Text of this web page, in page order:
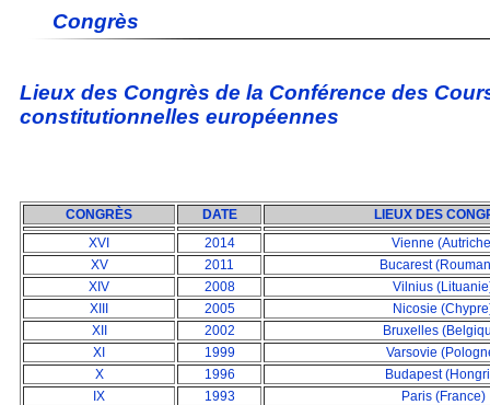
Congrès
Lieux des Congrès de la Conférence des
constitutionnelles européennes
CONGRÈS DATE
LIEUX DES
XVI
2014
Vienne
XV
2011
Bucarest
XIV
2008
Vilnius
XIII
2005
Nicosie
XII
2002
Bruxelles
XI
1999
Varsovie
X
1996 Budapest
IX
1993 Paris (France)